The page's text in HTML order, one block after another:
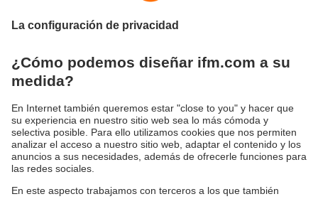
Descubre las ventajas de IO-Link
La interfaz digital desbloquea los datos de los
sensores y los transmite al controlador, lo que
permite a los operadores realizar ajustes con
mayor precisión.